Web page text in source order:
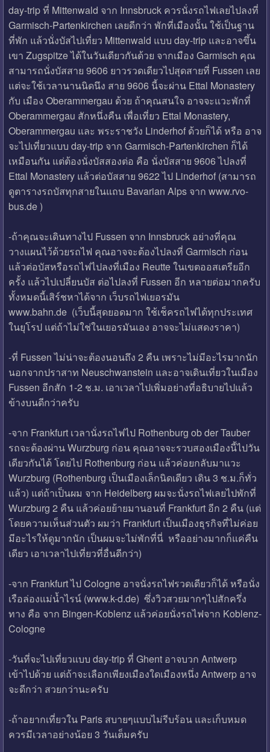
day-trip ที่ Mittenwald จาก Innsbruck ควรนั่งรถไฟเลยไปลงที่
Garmisch-Partenkirchen เลยดีกว่า พักที่เมืองนั้น ใช้เป็นฐาน
ที่พัก แล้วนั่งบัสไปเที่ยว Mittenwald แบบ day-trip และอาจขึ้น
เขา Zugspitze ได้ในวันเดียวกันด้วย จากเมือง Garmisch คุณ
สามารถนั่งบัสสาย 9606 ยาวรวดเดียวไปสุดสายที่ Fussen เลย
แต่จะใช้เวลานานนิดนึง สาย 9606 นี้จะผ่าน Ettal Monastery
กับ เมือง Oberammergau ด้วย ถ้าคุณสนใจ อาจจะแวะพักที่
Oberammergau สักหนึ่งคืน เพื่อเที่ยว Ettal Monastery,
Oberammergau และ พระราชวัง Linderhof ด้วยก็ได้ หรือ อาจ
จะไปเที่ยวแบบ day-trip จาก Garmisch-Partenkirchen ก็ได้
เหมือนกัน แต่ต้องนั่งบัสสองต่อ คือ นั่งบัสสาย 9606 ไปลงที่
Ettal Monastery แล้วต่อบัสสาย 9622 ไป Linderhof (สามารถ
ดูตารางรถบัสทุกสายในแถบ Bavarian Alps จาก www.rvo-
bus.de )
-ถ้าคุณจะเดินทางไป Fussen จาก Innsbruck อย่างที่คุณ
วางแผนไว้ด้วยรถไฟ คุณอาจจะต้องไปลงที่ Garmisch ก่อน
แล้วต่อบัสหรือรถไฟไปลงที่เมือง Reutte ในเขตออสเตรียอีก
ครั้ง แล้วไปเปลี่ยนบัส ต่อไปลงที่ Fussen อีก หลายต่อมากครับ
ทั้งหมดนี้เสิร์ชหาได้จาก เว็บรถไฟเยอรมัน
www.bahn.de (เว็บนี้สุดยอดมาก ใช้เช็ครถไฟได้ทุกประเทศ
ในยุโรป แต่ถ้าไม่ใช่ในเยอรมันเอง อาจจะไม่แสดงราคา)
-ที่ Fussen ไม่น่าจะต้องนอนถึง 2 คืน เพราะไม่มีอะไรมากนัก
นอกจากปราสาท Neuschwanstein และอาจเดินเที่ยวในเมือง
Fussen อีกสัก 1-2 ช.ม. เอาเวลาไปเพิ่มอย่างที่อธิบายไปแล้ว
ข้างบนดีกว่าครับ
-จาก Frankfurt เวลานั่งรถไฟไป Rothenburg ob der Tauber
รถจะต้องผ่าน Wurzburg ก่อน คุณอาจจะรวบสองเมืองนี้ไปวัน
เดียวกันได้ โดยไป Rothenburg ก่อน แล้วค่อยกลับมาแวะ
Wurzburg (Rothenburg เป็นเมืองเล็กนิดเดียว เดิน 3 ช.ม.ก็ทั่ว
แล้ว) แต่ถ้าเป็นผม จาก Heidelberg ผมจะนั่งรถไฟเลยไปพักที่
Wurzburg 2 คืน แล้วค่อยย้ายมานอนที่ Frankfurt อีก 2 คืน (แต่
โดยความเห็นส่วนตัว ผมว่า Frankfurt เป็นเมืองธุรกิจที่ไม่ค่อย
มีอะไรให้ดูมากนัก เป็นผมจะไม่พักที่นี่ หรืออย่างมากก็แค่คืน
เดียว เอาเวลาไปเที่ยวที่อื่นดีกว่า)
-จาก Frankfurt ไป Cologne อาจนั่งรถไฟรวดเดียวก็ได้ หรือนั่ง
เรือล่องแม่น้ำไรน์ (www.k-d.de) ซึ่งวิวสวยมากๆไปสักครึ่ง
ทาง คือ จาก Bingen-Koblenz แล้วค่อยนั่งรถไฟจาก Koblenz-
Cologne
-วันที่จะไปเที่ยวแบบ day-trip ที่ Ghent อาจบวก Antwerp
เข้าไปด้วย แต่ถ้าจะเลือกเพียงเมืองใดเมืองหนึ่ง Antwerp อาจ
จะดีกว่า สวยกว่านะครับ
-ถ้าอยากเที่ยวใน Paris สบายๆแบบไม่รีบร้อน และเก็บหมด
ควรมีเวลาอย่างน้อย 3 วันเต็มครับ